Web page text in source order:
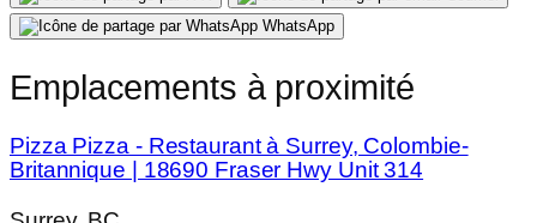
WhatsApp
Emplacements à proximité
Pizza Pizza - Restaurant à Surrey, Colombie-
Britannique | 18690 Fraser Hwy Unit 314